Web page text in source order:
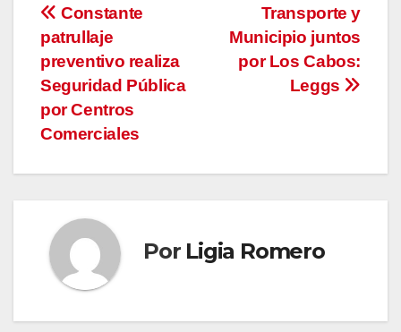
Navegación
de
entradas
Transporte y
Municipio juntos
por Los Cabos:
Leggs
Constante
patrullaje
preventivo realiza
Seguridad Pública
por Centros
Comerciales
Por Ligia Romero